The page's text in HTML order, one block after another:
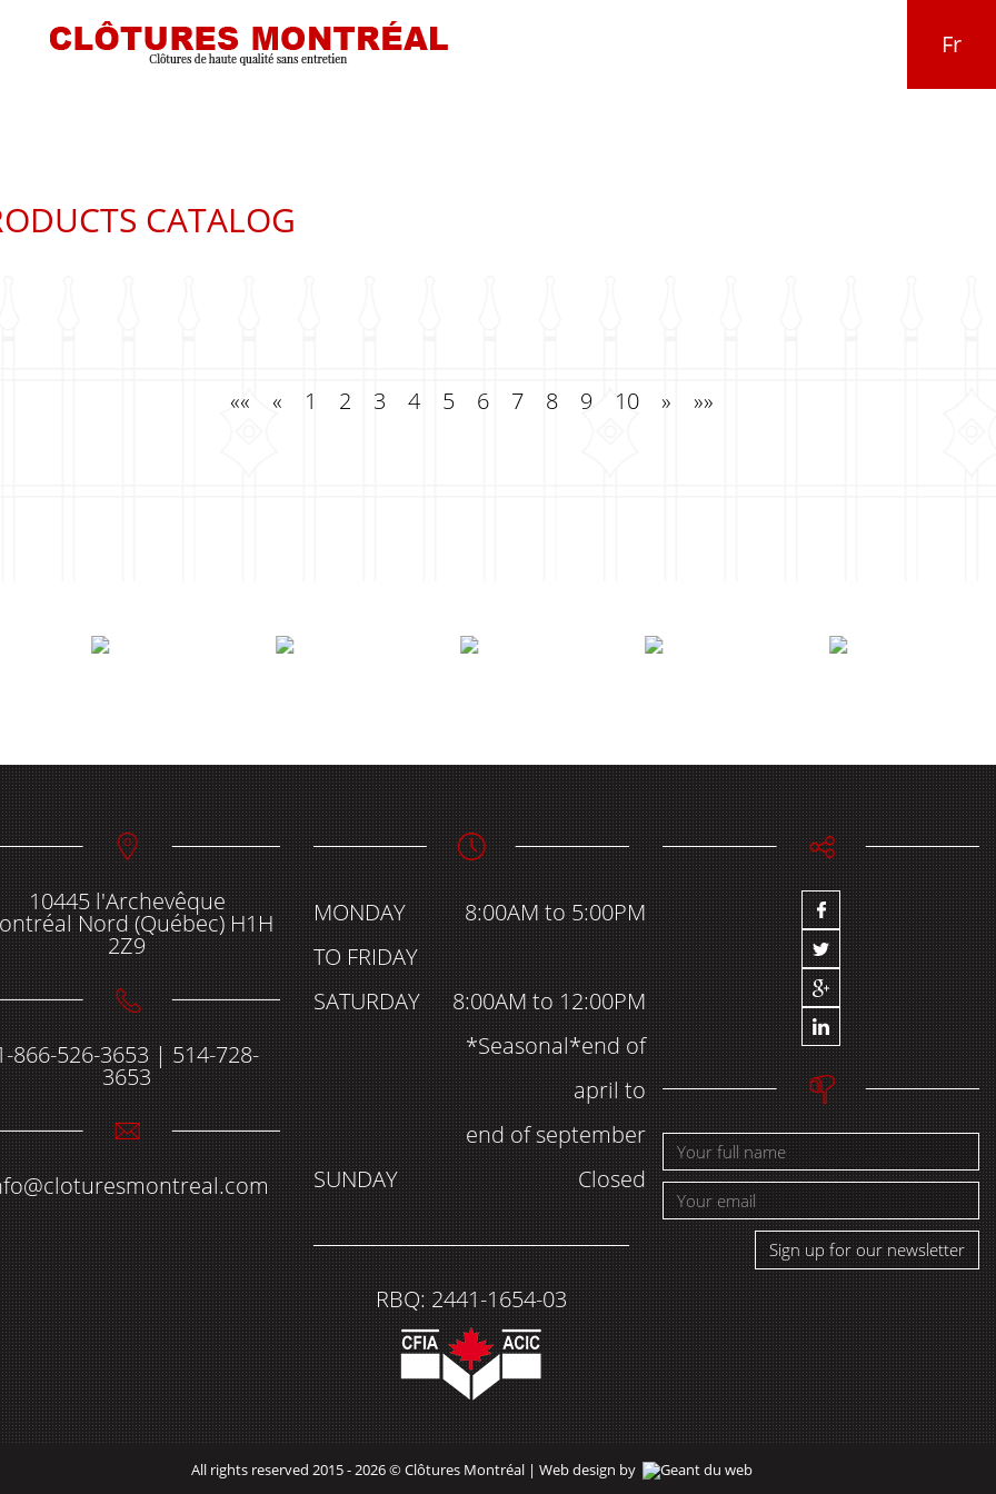
Fr
CATALOG
«« « 1 2 3 4 5 6 7 8 9 10 » »»
10445 l'Archevêque
Nord (Québec) H1H
2Z9
866-526-3653 | 514-728-
3653
Sign up for our newsletter
MONDAY
TO FRIDAY
8:00AM to 5:00PM
SATURDAY
8:00AM to 12:00PM
*Seasonal*end of
april to
end of september
SUNDAY
Closed
RBQ: 2441-1654-03
All rights reserved 2015 - 2026 © Clôtures Montréal | Web design by